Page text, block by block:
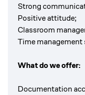
Strong
Positive attitude;
Classroom
Time management
What do we offer:
Documentation